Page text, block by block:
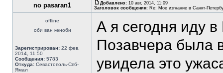
no pasaran1 Добавлено: 10 авг, 2014, 11:09
Заголовок сообщения: Re: Мое изгнание в Санкт-
offline
оби ван кеноби
Зарегистрирован: 22 фев,
2014, 11:50
Сообщения: 5783
Откуда: Севастополь-Спб-
Ямал
А я сегодня иду
Позавчера была
увидела это